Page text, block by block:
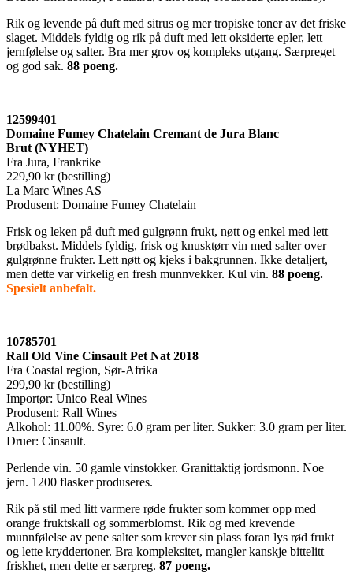
Rik og levende på duft med sitrus og mer tropiske toner av det friske
slaget. Middels fyldig og rik på duft med lett oksiderte epler, lett
jernfølelse og salter. Bra mer grov og kompleks utgang. Særpreget
og god sak. 88 poeng.
12599401
Domaine Fumey Chatelain Cremant de Jura Blanc
Brut (NYHET)
Fra Jura, Frankrike
229,90 kr (bestilling)
La Marc Wines AS
Produsent: Domaine Fumey Chatelain
Frisk og leken på duft med gulgrønn frukt, nøtt og enkel med lett
brødbakst. Middels fyldig, frisk og knusktørr vin med salter over
gulgrønne frukter. Lett nøtt og kjeks i bakgrunnen. Ikke detaljert,
men dette var virkelig en fresh munnvekker. Kul vin. 88 poeng.
Spesielt anbefalt.
10785701
Rall Old Vine Cinsault Pet Nat 2018
Fra Coastal region, Sør-Afrika
299,90 kr (bestilling)
Importør: Unico Real Wines
Produsent: Rall Wines
Alkohol: 11.00%. Syre: 6.0 gram per liter. Sukker: 3.0 gram per liter.
Druer: Cinsault.
Perlende vin. 50 gamle vinstokker. Granittaktig jordsmonn. Noe
jern. 1200 flasker produseres.
Rik på stil med litt varmere røde frukter som kommer opp med
orange fruktskall og sommerblomst. Rik og med krevende
munnfølelse av pene salter som krever sin plass foran lys rød frukt
og lette kryddertoner. Bra kompleksitet, mangler kanskje bittelitt
friskhet, men dette er særpreg. 87 poeng.